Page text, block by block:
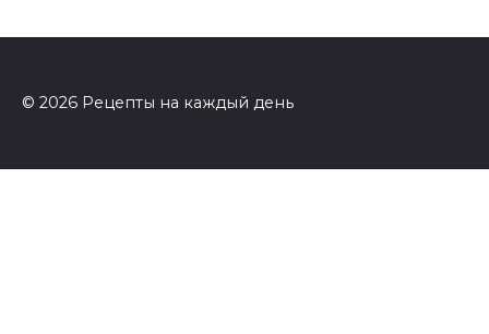
© 2026 Рецепты на каждый день